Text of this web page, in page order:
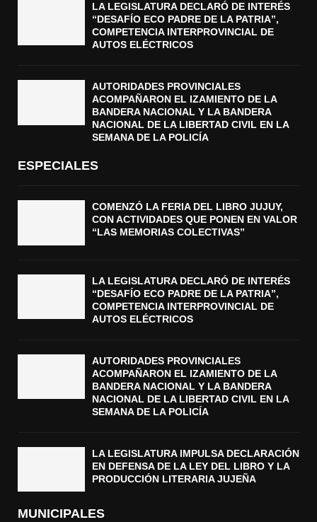
LA LEGISLATURA DECLARÓ DE INTERÉS
“DESAFÍO ECO PADRE DE LA PATRIA”,
COMPETENCIA INTERPROVINCIAL DE
AUTOS ELÉCTRICOS
AUTORIDADES PROVINCIALES
ACOMPAÑARON EL IZAMIENTO DE LA
BANDERA NACIONAL Y LA BANDERA
NACIONAL DE LA LIBERTAD CIVIL EN LA
SEMANA DE LA POLICÍA
ESPECIALES
COMENZÓ LA FERIA DEL LIBRO JUJUY,
CON ACTIVIDADES QUE PONEN EN VALOR
“LAS MEMORIAS COLECTIVAS”
LA LEGISLATURA DECLARÓ DE INTERÉS
“DESAFÍO ECO PADRE DE LA PATRIA”,
COMPETENCIA INTERPROVINCIAL DE
AUTOS ELÉCTRICOS
AUTORIDADES PROVINCIALES
ACOMPAÑARON EL IZAMIENTO DE LA
BANDERA NACIONAL Y LA BANDERA
NACIONAL DE LA LIBERTAD CIVIL EN LA
SEMANA DE LA POLICÍA
LA LEGISLATURA IMPULSA DECLARACIÓN
EN DEFENSA DE LA LEY DEL LIBRO Y LA
PRODUCCIÓN LITERARIA JUJEÑA
MUNICIPALES